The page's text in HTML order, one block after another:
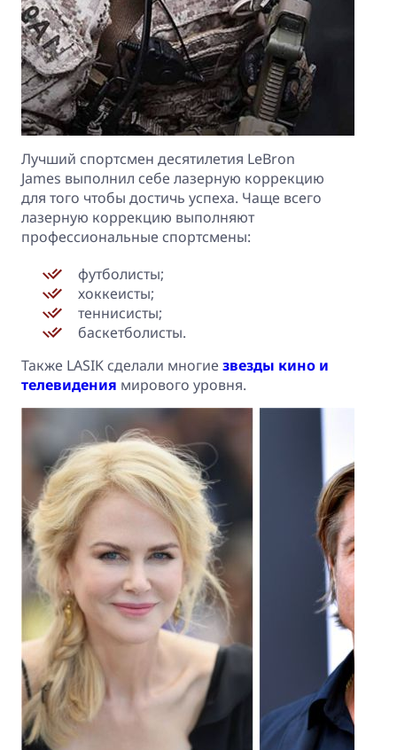
Лучший спортсмен десятилетия LeBron
James выполнил себе лазерную коррекцию
для того чтобы достичь успеха. Чаще всего
лазерную коррекцию выполняют
профессиональные спортсмены:
футболисты;
хоккеисты;
теннисисты;
баскетболисты.
Также LASIK сделали многие звезды кино и
телевидения мирового уровня.